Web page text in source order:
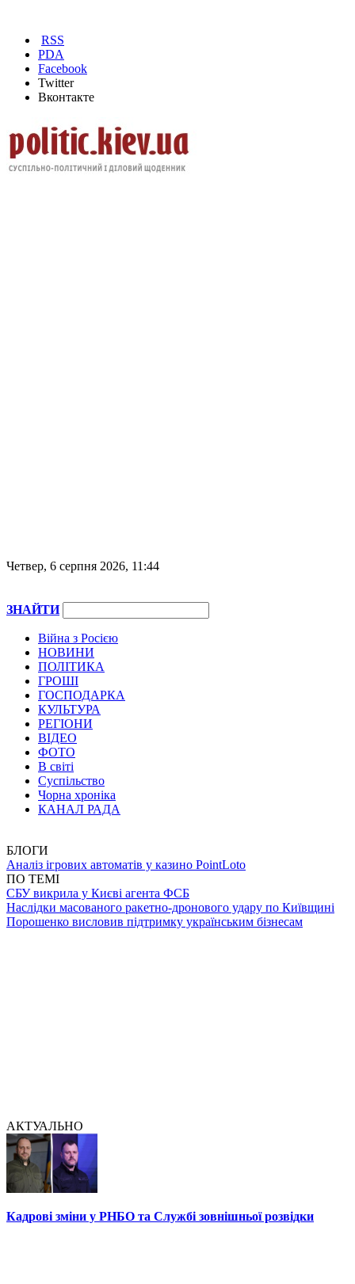
RSS
PDA
Facebook
Twitter
Вконтакте
Четвер, 6 серпня 2026, 11:44
ЗНАЙТИ
Війна з Росією
НОВИНИ
ПОЛІТИКА
ГРОШІ
ГОСПОДАРКА
КУЛЬТУРА
РЕГІОНИ
ВІДЕО
ФОТО
В світі
Суспільство
Чорна хроніка
КАНАЛ РАДА
БЛОГИ
Аналіз ігрових автоматів у казино PointLoto
ПО ТЕМІ
СБУ викрила у Києві агента ФСБ
Наслідки масованого ракетно-дронового удару по Київщині
Порошенко висловив підтримку українським бізнесам
АКТУАЛЬНО
Кадрові зміни у РНБО та Службі зовнішньої розвідки